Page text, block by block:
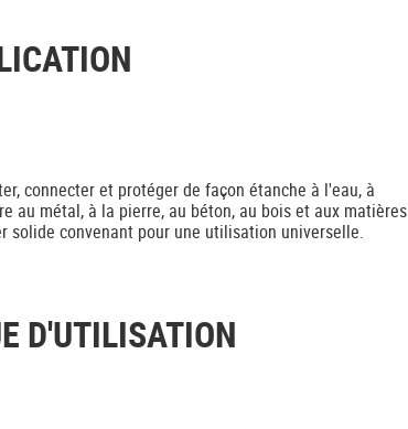
connecter et protéger de façon étanche à l'eau, à
au métal, à la pierre, au béton, au bois et aux matières
solide convenant pour une utilisation universelle.
D'UTILISATION